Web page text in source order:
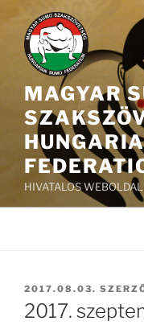
Tartalomhoz
MAGYAR
HIVATALOS
BEKÜLDVE:
2017.08.03.
2017.